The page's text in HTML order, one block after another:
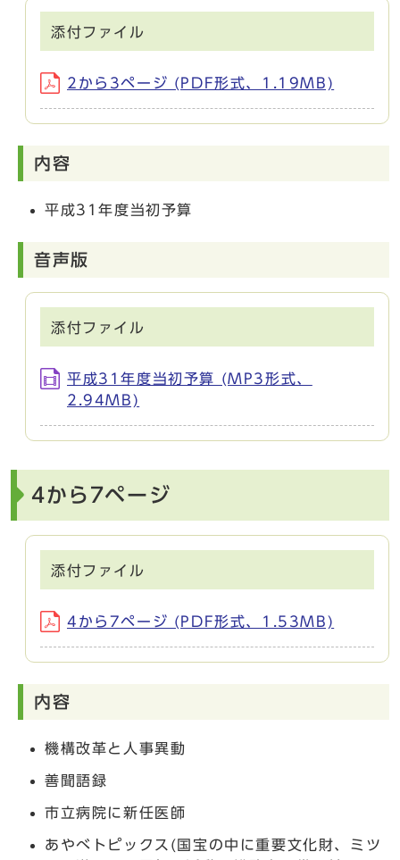
添付ファイル
2から3ページ (PDF形式、1.19MB)
内容
平成31年度当初予算
音声版
添付ファイル
平成31年度当初予算 (MP3形式、
2.94MB)
4から7ページ
添付ファイル
4から7ページ (PDF形式、1.53MB)
内容
機構改革と人事異動
善聞語録
市立病院に新任医師
あやべトピックス(国宝の中に重要文化財、ミツ